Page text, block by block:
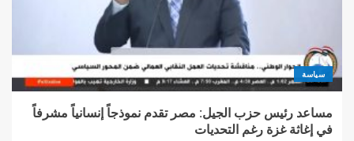
سياسة
مساعد رئيس حزب الجيل: مصر تقدم نموذجاً إنسانياً مشرفاً
في إغاثة غزة رغم التحديات